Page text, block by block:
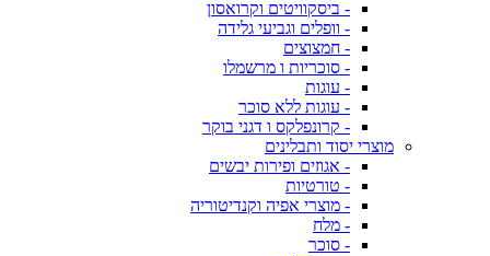
- ביסקוויטים וקרואסון
- וופלים וגביעי גלידה
- חמצוצים
- סוכריות ו מרשמלו
- עוגות
- עוגות ללא סוכר
- קרונפלקס ו דגני בוקר
מוצרי יסוד ותבלינים
- אגוזים ופירות יבשים
- טורטיות
- מוצרי אפיה וקנדיטוריה
- מלח
- סוכר